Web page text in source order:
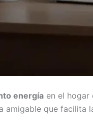
energía en el hogar
amigable que